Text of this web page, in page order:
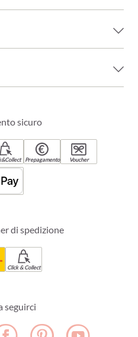
sicuro
Prepagamento Voucher
di spedizione
Click & Collect
seguirci